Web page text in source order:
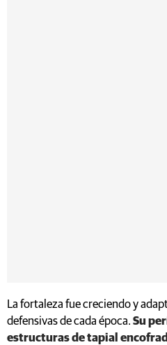
La fortaleza fue creciendo y
defensivas de cada época. Su
estructuras de tapial